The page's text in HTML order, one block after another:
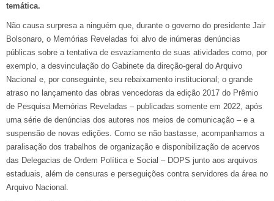
temática.
Não causa surpresa a ninguém que, durante o governo do presidente Jair
Bolsonaro, o Memórias Reveladas foi alvo de inúmeras denúncias
públicas sobre a tentativa de esvaziamento de suas atividades como, por
exemplo, a desvinculação do Gabinete da direção-geral do Arquivo
Nacional e, por conseguinte, seu rebaixamento institucional; o grande
atraso no lançamento das obras vencedoras da edição 2017 do Prêmio
de Pesquisa Memórias Reveladas – publicadas somente em 2022, após
uma série de denúncias dos autores nos meios de comunicação – e a
suspensão de novas edições. Como se não bastasse, acompanhamos a
paralisação dos trabalhos de organização e disponibilização de acervos
das Delegacias de Ordem Política e Social – DOPS junto aos arquivos
estaduais, além de censuras e perseguições contra servidores da área no
Arquivo Nacional.